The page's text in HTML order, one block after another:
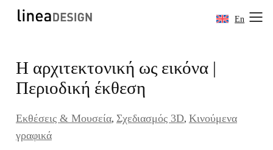
content
En
Η αρχιτεκτονική ως εικόνα |
Περιοδική έκθεση
Εκθέσεις & Μουσεία, Σχεδιασμός 3D, Κινούμενα
γραφικά